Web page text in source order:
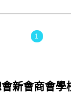
1
新會商會學